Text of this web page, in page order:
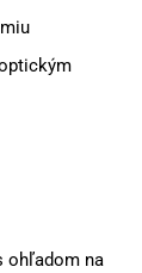
ohľadom na